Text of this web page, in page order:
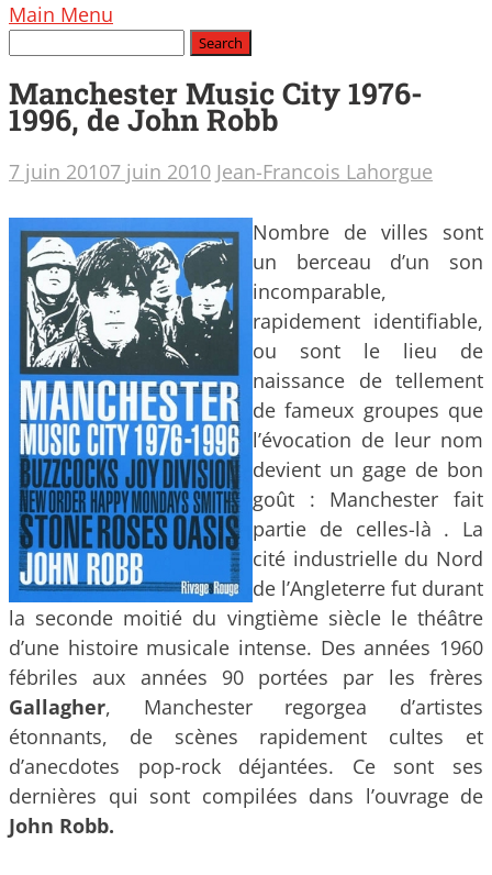
Main Menu
Manchester Music City 1976-
1996, de John Robb
7 juin 20107 juin 2010 Jean-Francois Lahorgue
Nombre de villes sont
un berceau d’un son
incomparable,
rapidement identifiable,
ou sont le lieu de
naissance de tellement
de fameux groupes que
l’évocation de leur nom
devient un gage de bon
goût : Manchester fait
partie de celles-là . La
cité industrielle du Nord
de l’Angleterre fut durant
la seconde moitié du vingtième siècle le théâtre
d’une histoire musicale intense. Des années 1960
fébriles aux années 90 portées par les frères
Gallagher, Manchester regorgea d’artistes
étonnants, de scènes rapidement cultes et
d’anecdotes pop-rock déjantées. Ce sont ses
dernières qui sont compilées dans l’ouvrage de
John Robb.